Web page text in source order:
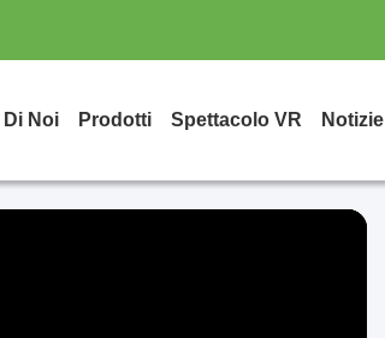
Di Noi Prodotti Spettacolo VR Notizie